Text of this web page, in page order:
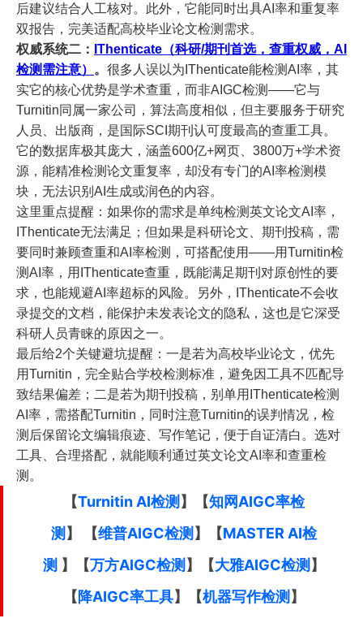
后建议结合人工核对。此外，它能同时出具AI率和重复率
双报告，完美适配高校毕业论文检测需求。
权威系统二： IThenticate（科研/期刊首选，查重权威，AI
检测需注意） 。 很多人误以为IThenticate能检测AI率，其
实它的核心优势是学术查重，而非AIGC检测——它与
Turnitin同属一家公司，算法高度相似，但主要服务于研究
人员、出版商，是国际SCI期刊认可度最高的查重工具。
它的数据库极其庞大，涵盖600亿+网页、3800万+学术资
源，能精准检测论文重复率，却没有专门的AI率检测模
块，无法识别AI生成或润色的内容。
这里重点提醒：如果你的需求是单纯检测英文论文AI率，
IThenticate无法满足；但如果是科研论文、期刊投稿，需
要同时兼顾查重和AI率检测，可搭配使用——用Turnitin检
测AI率，用IThenticate查重，既能满足期刊对原创性的要
求，也能规避AI率超标的风险。另外，IThenticate不会收
录提交的文档，能保护未发表论文的隐私，这也是它深受
科研人员青睐的原因之一。
最后给2个关键避坑提醒：一是若为高校毕业论文，优先
用Turnitin，完全贴合学校检测标准，避免因工具不匹配导
致结果偏差；二是若为期刊投稿，别单用IThenticate检测
AI率，需搭配Turnitin，同时注意Turnitin的误判情况，检
测后保留论文编辑痕迹、写作笔记，便于自证清白。选对
工具、合理搭配，就能顺利通过英文论文AI率和查重检
测。
【Turnitin AI检测 】 【知网AIGC率检
测 】 【维普AIGC检测 】 【MASTER AI检
测 】 【万方AIGC检测 】 【大雅AIGC检测 】
【降AIGC率工具】 【机器写作检测 】